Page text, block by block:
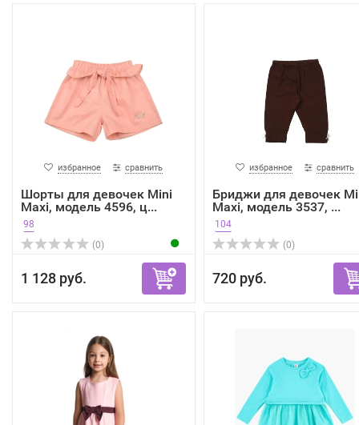
избранное сравнить
Шорты для девочек Mini
Maxi, модель 4596, ц...
98
(0)
1 128 руб.
избранное сравнить
Бриджи для девочек
Maxi, модель 3537, ...
104
(0)
720 руб.